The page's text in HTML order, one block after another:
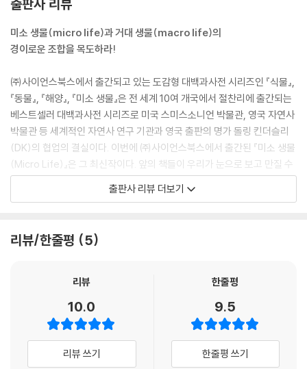
벌 238 / 은밀하게 이루어지는 수분 240 / 호황과 불황 242 / 굶주림에
서 탈출하기 244 / 짝짓기 경쟁 246 / 어버이 양육 248
세포 군체 252 / 세포 분열 254 / 배아 발달 256 / 곤충의 알 258 / 현미
경 속으로: 양치류가 자라는 법 260 / 씨앗 262 / 씨앗 발아 264 / 단순한
식물 266 / 플랑크톤으로 성장하기 268 / 단계적으로 성장하기 270 / 길
고 짧은 수명 272
서식지와 생활 양식
크톤 286 / 집중 조명: 요각류 288 / 연못에서 살아가는 미생물 290 / 민
부에서 살아가기 304 / 털에서 살아가기 306 / 소화관 속 생물 공동체 3
08 / 혈구 감염 310 / 뇌 기생충 312 / 식물과 균류의 협력 314 / 반은 균
류이고 반은 조류 316 / 광합성 조력자 318 용어 해설 320 / 찾아보기 32
6 / 도판 저작권 334
출판사 리뷰
미소 생물(micro life)과 거대 생물(macro life)의
경이로운 조합을 목도하라!
㈜사이언스북스에서 출간되고 있는 도감형 대백과사전 시리즈인 『식물』,
『동물』, 『해양』, 『미소 생물』은 전 세계 10여 개국에서 절찬리에 출간되는
베스트셀러 대백과사전 시리즈로 미국 스미스소니언 박물관, 영국 자연사
박물관 등 세계적인 자연사 연구 기관과 영국 출판의 명가 돌링 킨더슬리
(DK)의 협업의 결실이다. 이번에 ㈜사이언스북스에서 출간된 『미소 생물
(Micro Life)』은 그 최신작이다. 앞의 책들이 우리가 눈으로 보고 만질 수
있는 식물, 동물, 해양 생물 등을 다뤘다면, 이번 책은 전자 현미경 같은 첨
단 과학 기술 장비의 도움을 받지 않으면 볼 수 없는, 그렇지만 우리의 삶과
박물학자이자 과학 저술가, 사진 작가 크리스 패컴이 『동물』, 『해양』에 이
지 않는 권력자』, 『담장 속의 과학』 등을 저술하며 미생물 과학의 대중화에
를 맡아 주었다. 작게는 1000배에서 크게는 100만 배까지 확대한 광학 및
전자 현미경 사진 700컷과 밀도 높은 과학적 사실 설명은 인간의 허파꽈
리에서 일어나는 산소 분자의 교환 과정에서부터 대장균 같은 세균과 바이
러스 등이 정상 세포를 감염시키는 전염병의 현장은 물론이고, 반데르발스
출판사 리뷰 더보기
리뷰/한줄평 5
리뷰
10.0
리뷰 쓰기
한줄평
9.5
한줄평 쓰기